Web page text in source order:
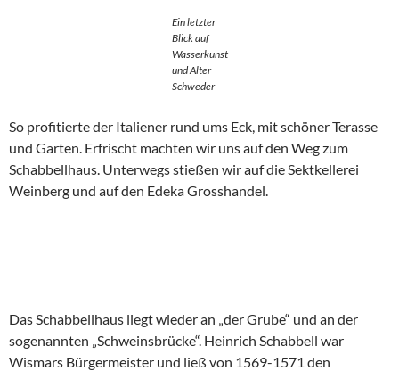
Ein letzter
Blick auf
Wasserkunst
und Alter
Schweder
So profitierte der Italiener rund ums Eck, mit schöner Terasse
und Garten. Erfrischt machten wir uns auf den Weg zum
Schabbellhaus. Unterwegs stießen wir auf die Sektkellerei
Weinberg und auf den Edeka Grosshandel.
Das Schabbellhaus liegt wieder an „der Grube“ und an der
sogenannten „Schweinsbrücke“. Heinrich Schabbell war
Wismars Bürgermeister und ließ von 1569-1571 den